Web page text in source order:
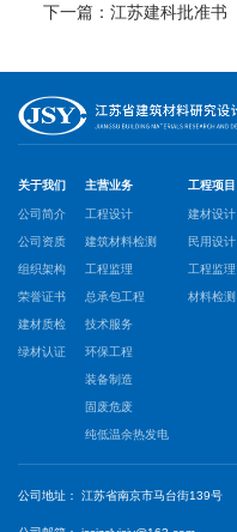
下一篇： 江苏建科批准书
关于我们
公司简介
公司资质
组织架构
荣誉证书
建材质检
绿材认证
主营业务
工程设计
建筑材料检测
工程监理
总承包工程
技术服务
环保工程
装备制造
固废危废
纯低温余热发电
工程项目
建材设计
民用设计
工程监理
材料检测
公司地址： 江苏省南京市马台街139号